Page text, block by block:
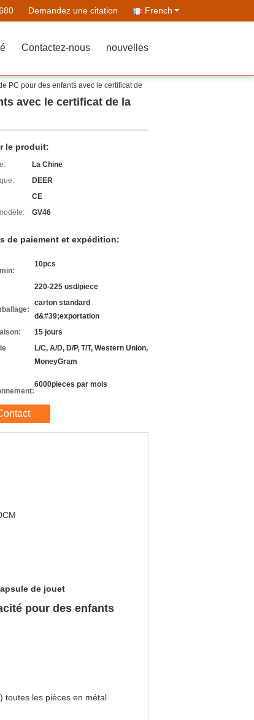
Demandez une citation French
Contactez-nous nouvelles
PC pour des enfants avec le certificat de
avec le certificat de la
le produit:
La Chine
DEER
CE
GV46
de paiement et expédition:
10pcs
220-225 usd/piece
carton standard
d&#39;exportation
15 jours
L/C, A/D, D/P, T/T, Western Union,
MoneyGram
6000pieces par mois
de jouet
pour des enfants
toutes les pièces en métal